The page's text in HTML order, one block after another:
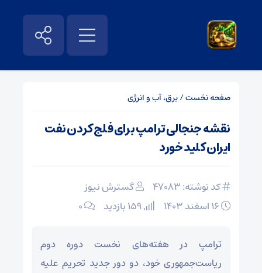
صفحه نخست/برق، آب و انرژی
نقشه جنجالی ترامپ برای فلج کردن نفت
ایران کلید خورد
کد نوشته: 47083
گسترش نیوز
۰
ترامپ در هفته‌های نخست دوره دوم
ریاست‌جمهوری خود، دو دور جدید تحریم علیه